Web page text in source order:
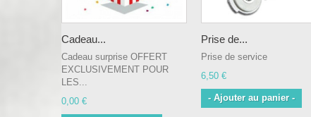
Cadeau...
Cadeau surprise OFFERT
EXCLUSIVEMENT POUR
LES...
0,00 €
Prise de...
Prise de service
6,50 €
- Ajouter au panier -